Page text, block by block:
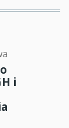
i